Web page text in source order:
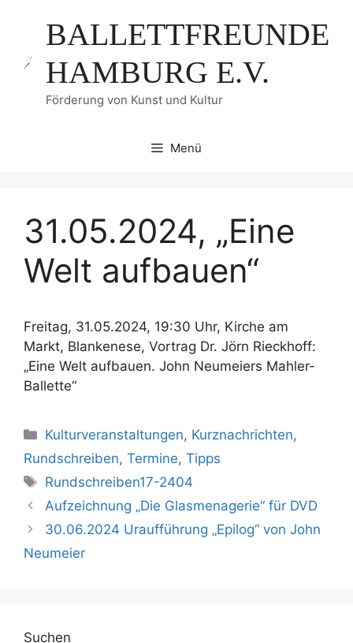
springenBALLETTFREUNDE
HAMBURG E.V.
Förderung von Kunst und Kultur
Menü
31.05.2024, „Eine
Welt aufbauen“
Freitag, 31.05.2024, 19:30 Uhr, Kirche am
Markt, Blankenese, Vortrag Dr. Jörn Rieckhoff:
„Eine Welt aufbauen. John Neumeiers Mahler-
Ballette“
Kategorien
Kulturveranstaltungen, Kurznachrichten,
Rundschreiben, Termine, Tipps
Schlagwörter
Rundschreiben17-2404
Aufzeichnung „Die Glasmenagerie“ für DVD
30.06.2024 Uraufführung „Epilog“ von John
Neumeier
Suchen